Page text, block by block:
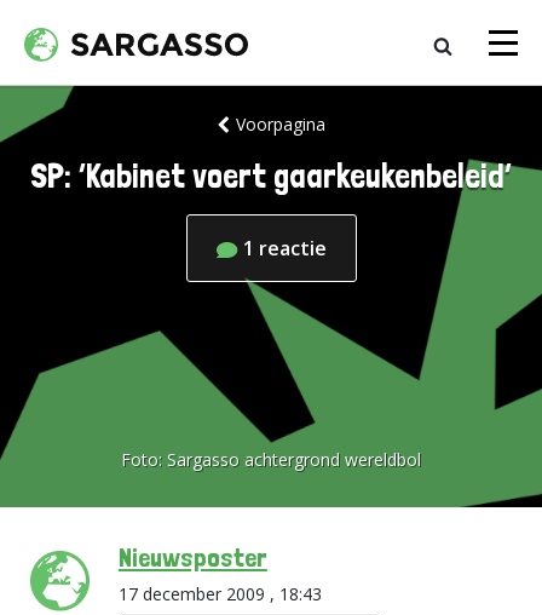
Voorpagina
SP: ‘Kabinet voert gaarkeukenbeleid’
1 reactie
Foto: Sargasso achtergrond wereldbol
Nieuwsposter
17 december 2009 , 18:43